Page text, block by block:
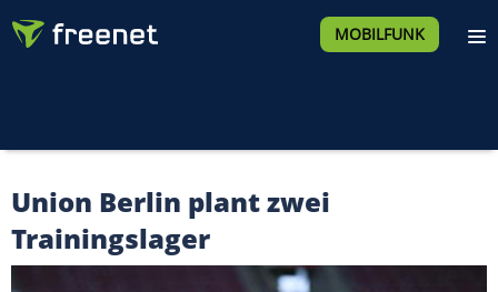
MOBILFUNK
Union Berlin plant zwei
Trainingslager